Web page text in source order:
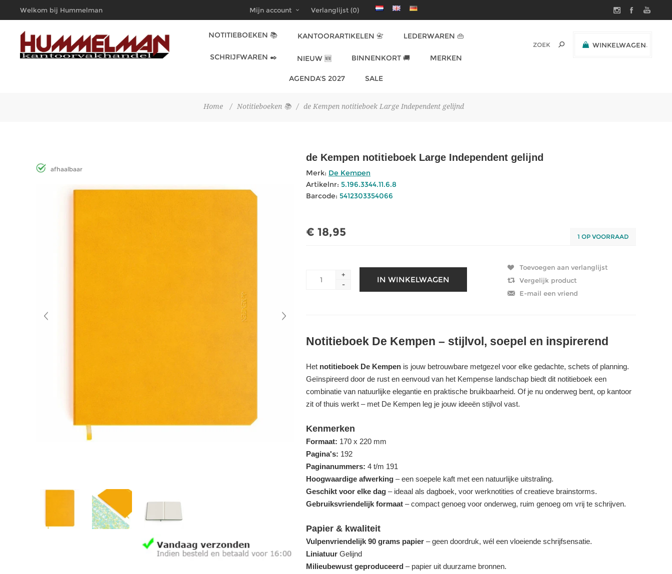
Welkom bij Hummelman
Kantoorvakhandel
Mijn account Verlanglijst (0)
WINKELWAGEN
NOTITIEBOEKEN 📚 KANTOORARTIKELEN 📇 LEDERWAREN 👜
SCHRIJFWAREN ✒️ NIEUW 🆕 BINNENKORT 🚚 MERKEN
AGENDA'S 2027 SALE
Home / Notitieboeken 📚 / de Kempen notitieboek Large Independent gelijnd
afhaalbaar
de Kempen notitieboek Large Independent gelijnd
Merk: De Kempen
Artikelnr: 5.196.3344.11.6.8
Barcode: 5412303354066
€ 18,95 1 OP VOORRAAD
+
-
Notitieboek De Kempen – stijlvol, soepel en inspirerend
Het notitieboek De Kempen is jouw betrouwbare metgezel voor elke gedachte, schets of planning.
Geïnspireerd door de rust en eenvoud van het Kempense landschap biedt dit notitieboek een
combinatie van natuurlijke elegantie en praktische bruikbaarheid. Of je nu onderweg bent, op kantoor
zit of thuis werkt – met De Kempen leg je jouw ideeën stijlvol vast.
Kenmerken
Formaat: 170 x 220 mm
Pagina's: 192
Paginanummers: 4 t/m 191
Hoogwaardige afwerking – een soepele kaft met een natuurlijke uitstraling.
Geschikt voor elke dag – ideaal als dagboek, voor werknotities of creatieve brainstorms.
Gebruiksvriendelijk formaat – compact genoeg voor onderweg, ruim genoeg om vrij te schrijven.
Papier & kwaliteit
Vulpenvriendelijk 90 grams papier – geen doordruk, wél een vloeiende schrijfsensatie.
Liniatuur Gelijnd
Milieubewust geproduceerd – papier uit duurzame bronnen.